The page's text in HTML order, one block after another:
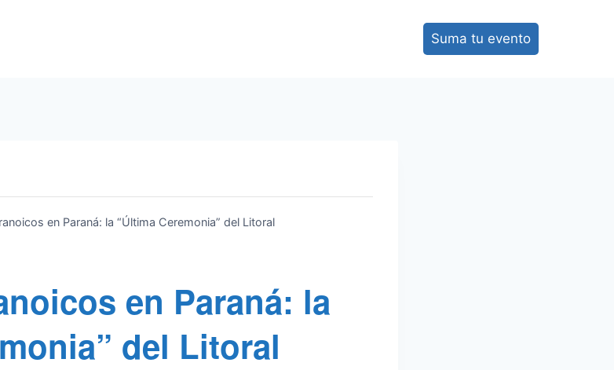
Suma tu evento
en Paraná: la “Última Ceremonia” del Litoral
en Paraná: la
del Litoral